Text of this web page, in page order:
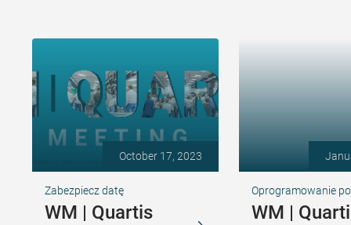
October 17, 2023
Zabezpiecz datę
WM | Quartis
Oprogramowanie
WM |